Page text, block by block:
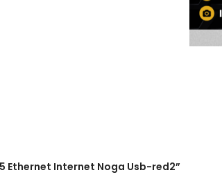
Ethernet Internet Noga Usb-red2”